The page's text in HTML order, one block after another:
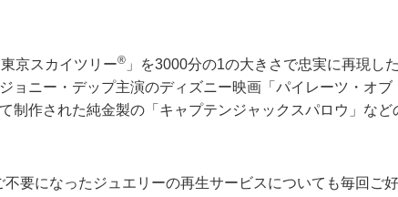
京スカイツリー®」を3000分の1の大きさで忠実に再現し
ョニー・デップ主演のディズニー映画「パイレーツ・オブ
制作された純金製の「キャプテンジャックスパロウ」など
要になったジュエリーの再生サービスについても毎回ご